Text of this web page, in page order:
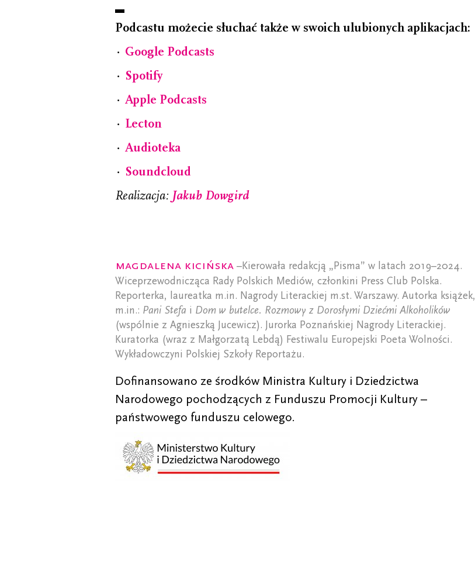
Podcastu możecie słuchać także w swoich ulubionych aplikacjach:
⋅ Google Podcasts
⋅ Spotify
⋅ Apple Podcasts
⋅ Lecton
⋅ Audioteka
⋅ Soundcloud
Realizacja: Jakub Dowgird
Magdalena Kicińska–Kierowała redakcją „Pisma” w latach 2019–2024.
Wiceprzewodnicząca Rady Polskich Mediów, członkini Press Club Polska.
Reporterka, laureatka m.in. Nagrody Literackiej m.st. Warszawy. Autorka książek,
m.in.: Pani Stefa i Dom w butelce. Rozmowy z Dorosłymi Dziećmi Alkoholików
(wspólnie z Agnieszką Jucewicz). Jurorka Poznańskiej Nagrody Literackiej.
Kuratorka (wraz z Małgorzatą Lebdą) Festiwalu Europejski Poeta Wolności.
Wykładowczyni Polskiej Szkoły Reportażu.
Dofinansowano ze środków Ministra Kultury i Dziedzictwa
Narodowego pochodzących z Funduszu Promocji Kultury –
państwowego funduszu celowego.